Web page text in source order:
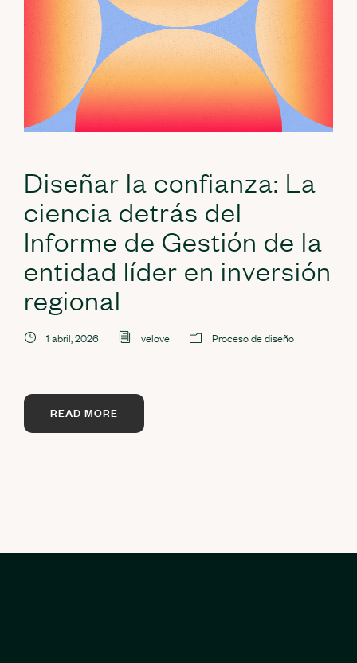
Diseñar la confianza: La
ciencia detrás del
Informe de Gestión de la
entidad líder en inversión
regional
1 abril, 2026 velove Proceso de diseño
READ MORE